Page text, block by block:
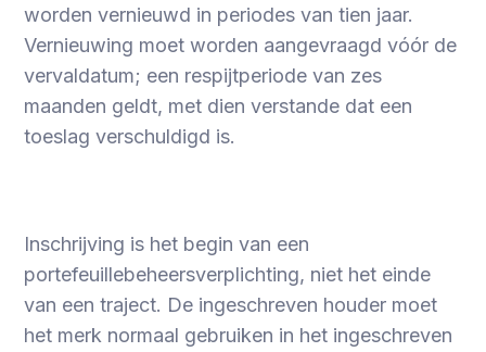
worden vernieuwd in periodes van tien jaar.
Vernieuwing moet worden aangevraagd vóór de
vervaldatum; een respijtperiode van zes
maanden geldt, met dien verstande dat een
toeslag verschuldigd is.
Inschrijving is het begin van een
portefeuillebeheersverplichting, niet het einde
van een traject. De ingeschreven houder moet
het merk normaal gebruiken in het ingeschreven